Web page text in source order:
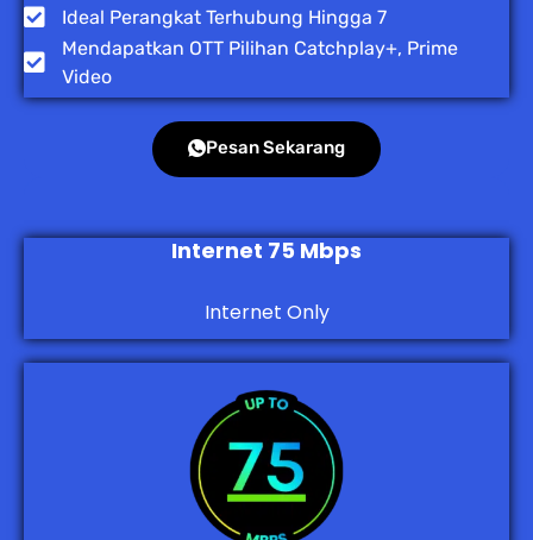
Ideal Perangkat Terhubung Hingga 7
Mendapatkan OTT Pilihan Catchplay+, Prime
Video
Pesan Sekarang
Internet 75 Mbps
Internet Only